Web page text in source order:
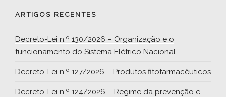
ARTIGOS RECENTES
Decreto-Lei n.º 130/2026 – Organização e o
funcionamento do Sistema Elétrico Nacional
Decreto-Lei n.º 127/2026 – Produtos fitofarmacêuticos
Decreto-Lei n.º 124/2026 – Regime da prevenção e